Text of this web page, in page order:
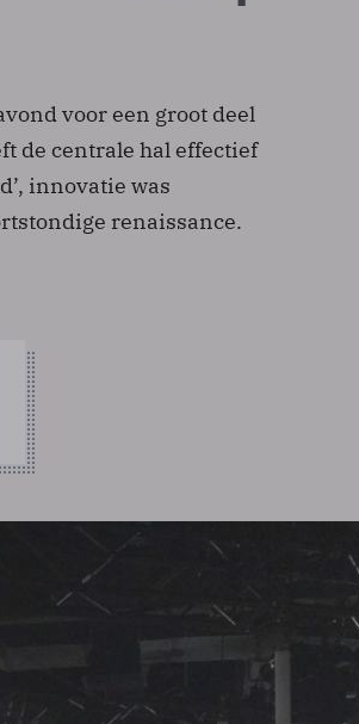
voor een groot deel
de centrale hal effectief
innovatie was
renaissance.